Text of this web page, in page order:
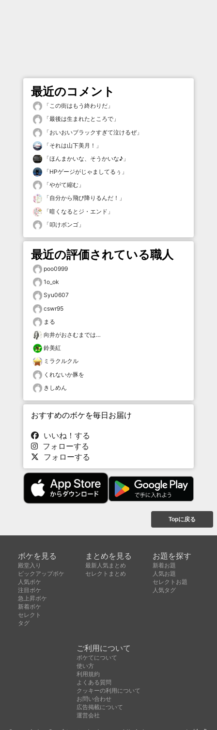
最近のコメント
「この街はもう終わりだ 」
「最後は生まれたところで 」
「おいおいブラックすぎて泣けるぜ」
「それは山下美月！ 」
「ほんまかいな、そうかいな♪ 」
「HPゲージがじゃましてるぅ 」
「やがて縮む 」
「自分から飛び降りるんだ！ 」
「暗くなるとジ・エンド 」
「叩けボンゴ 」
最近の評価されている職人
poo0999
1o_ok
Syu0607
cswr95
まる
向井がおさむまでは…
鈴美紅
ミラクルクル
くれないか豚を
きしめん
おすすめのボケを毎日お届け
いいね！する
フォローする
フォローする
Topに戻る
ボケを見る
殿堂入り
ピックアップボケ
人気ボケ
注目ボケ
急上昇ボケ
新着ボケ
セレクト
タグ
まとめを見る
最新人気まとめ
セレクトまとめ
お題を探す
新着お題
人気お題
セレクトお題
人気タグ
ご利用について
ボケてについて
使い方
利用規約
よくある質問
クッキーの利用について
お問い合わせ
広告掲載について
運営会社